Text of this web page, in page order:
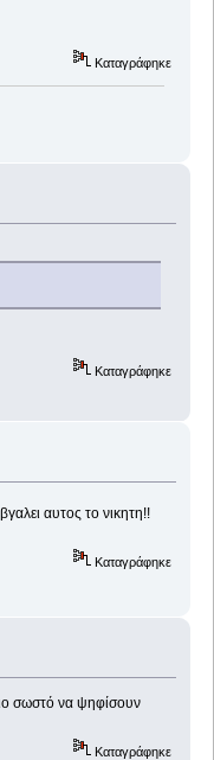
Καταγράφηκε
Καταγράφηκε
αυτος το νικητη!!
Καταγράφηκε
σωστό να ψηφίσουν
Καταγράφηκε